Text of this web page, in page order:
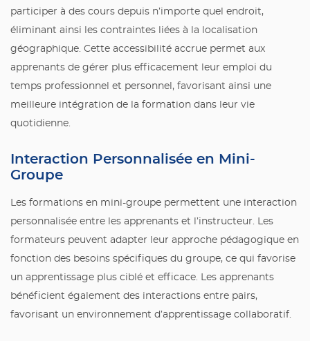
participer à des cours depuis n’importe quel endroit,
éliminant ainsi les contraintes liées à la localisation
géographique. Cette accessibilité accrue permet aux
apprenants de gérer plus efficacement leur emploi du
temps professionnel et personnel, favorisant ainsi une
meilleure intégration de la formation dans leur vie
quotidienne.
Interaction Personnalisée en Mini-
Groupe
Les formations en mini-groupe permettent une interaction
personnalisée entre les apprenants et l’instructeur. Les
formateurs peuvent adapter leur approche pédagogique en
fonction des besoins spécifiques du groupe, ce qui favorise
un apprentissage plus ciblé et efficace. Les apprenants
bénéficient également des interactions entre pairs,
favorisant un environnement d’apprentissage collaboratif.